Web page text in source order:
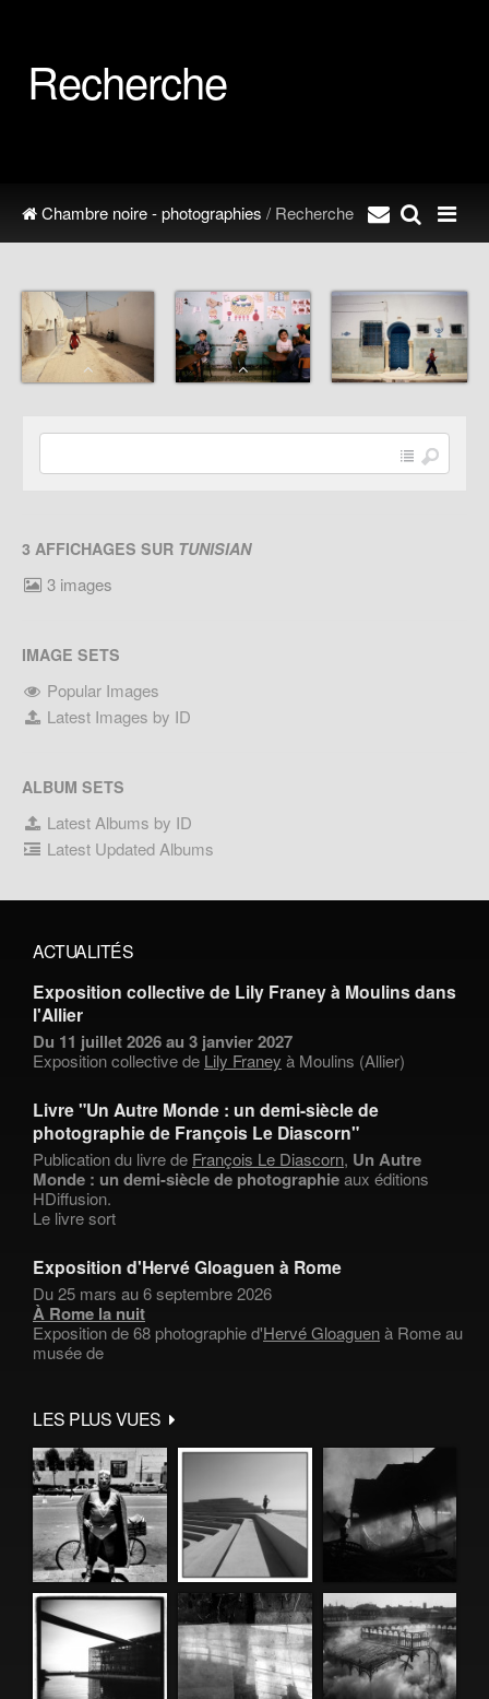
Recherche
Chambre noire - photographies / Recherche
3 AFFICHAGES SUR TUNISIAN
3 images
IMAGE SETS
Popular Images
Latest Images by ID
ALBUM SETS
Latest Albums by ID
Latest Updated Albums
ACTUALITÉS
Exposition collective de Lily Franey à Moulins dans
l'Allier
Du 11 juillet 2026 au 3 janvier 2027
Exposition collective de Lily Franey à Moulins (Allier)
Livre "Un Autre Monde : un demi-siècle de
photographie de François Le Diascorn"
Publication du livre de François Le Diascorn, Un Autre
Monde : un demi-siècle de photographieaux éditions
HDiffusion.
Le livre sort
Exposition d'Hervé Gloaguen à Rome
Du 25 mars au 6 septembre 2026
À Rome la nuit
Exposition de 68 photographie d'Hervé Gloaguenà Rome au
musée de
LES PLUS VUES